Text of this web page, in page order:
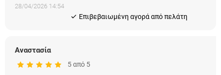
28/04/2026 14:54
Eπιβεβαιωμένη αγορά από πελάτη
Αναστασία
5 από 5